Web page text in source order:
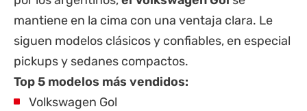
mantiene en la cima con una ventaja clara. Le
siguen modelos clásicos y confiables, en especial
pickups y sedanes compactos.
Top 5 modelos más vendidos:
Volkswagen Gol